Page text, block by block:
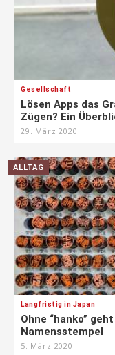
Gesellschaft
Lösen Apps das
Zügen? Ein
29. März 2020
ALLTAG
Langfristig in Japan
Ohne “hanko”
Namensstempel
5. März 2020